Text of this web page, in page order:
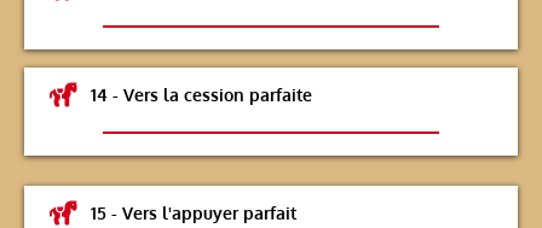
14 - Vers la cession parfaite
15 - Vers l'appuyer parfait